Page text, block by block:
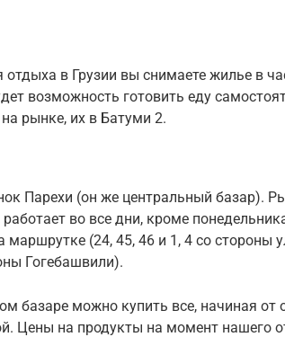
отдыха в Грузии вы снимаете жилье в
возможность готовить еду
рынке, их в Батуми 2.
Парехи (он же центральный базар).
во все дни, кроме
маршрутке (24, 45, 46 и 1, 4 со стороны
Гогебашвили).
базаре можно купить все, начиная
Цены на продукты на момент нашего